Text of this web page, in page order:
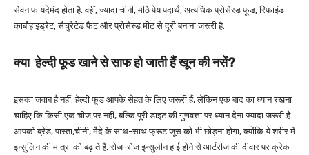
सेवन फायदेमंद होता है. वहीं, ज्यादा चीनी, मीठे पेय पदार्थ, अत्यधिक प्रोसेस्ड फूड, रिफाइंड
कार्बोहाइड्रेट, सैचुरेटेड फैट और प्रोसेस्ड मीट से दूरी बनाना जरूरी है.
क्या हेल्दी फूड खाने से साफ हो जाती हैं खून की नसें?
इसका जवाब है नहीं. हेल्दी फूड आपके सेहत के लिए जरूरी हैं, लेकिन एक बाद का ध्यान रखना
चाहिए कि किसी एक चीज पर नहीं, बल्कि पूरी डाइट की गुणवत्ता पर ध्यान देना ज्यादा जरूरी है.
आपको ब्रेड, पास्ता,चीनी, मैदे के साथ-साथ फ्रूट जूस को भी छोड़ना होगा, क्योंकि ये शरीर में
इन्सुलिन की मात्रा को बढ़ाते हैं. रोज-रोज इन्सुलीन हाई होने से आर्टरीज की दीवार पर क्रेक